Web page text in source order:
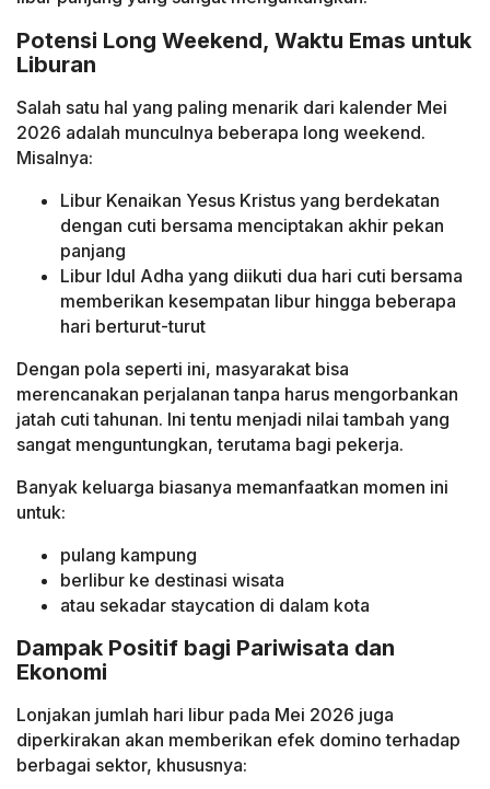
Potensi Long Weekend, Waktu Emas untuk
Liburan
Salah satu hal yang paling menarik dari kalender Mei
2026 adalah munculnya beberapa long weekend.
Misalnya:
Libur Kenaikan Yesus Kristus yang berdekatan
dengan cuti bersama menciptakan akhir pekan
panjang
Libur Idul Adha yang diikuti dua hari cuti bersama
memberikan kesempatan libur hingga beberapa
hari berturut-turut
Dengan pola seperti ini, masyarakat bisa
merencanakan perjalanan tanpa harus mengorbankan
jatah cuti tahunan. Ini tentu menjadi nilai tambah yang
sangat menguntungkan, terutama bagi pekerja.
Banyak keluarga biasanya memanfaatkan momen ini
untuk:
pulang kampung
berlibur ke destinasi wisata
atau sekadar staycation di dalam kota
Dampak Positif bagi Pariwisata dan
Ekonomi
Lonjakan jumlah hari libur pada Mei 2026 juga
diperkirakan akan memberikan efek domino terhadap
berbagai sektor, khususnya: